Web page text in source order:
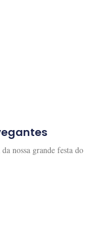
nossa grande festa do